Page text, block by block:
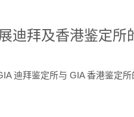
迪拜及香港鉴定所
迪拜鉴定所与 GIA 香港鉴定所